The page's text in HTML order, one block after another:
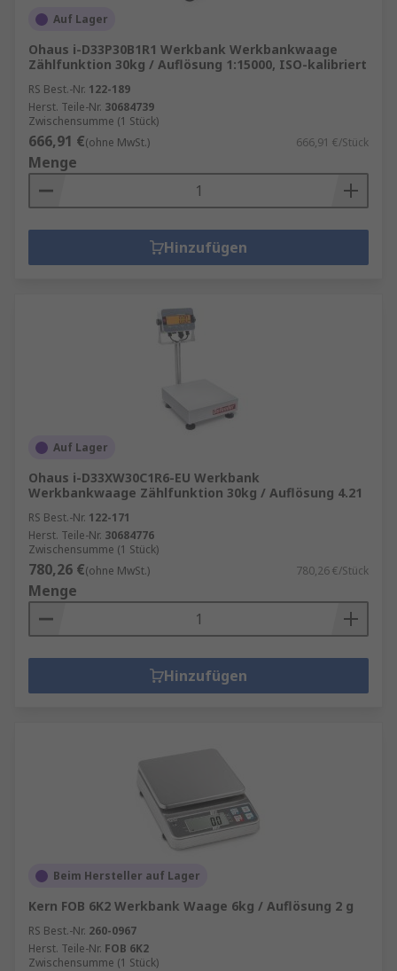
Auf Lager
Ohaus i-D33P30B1R1 Werkbank Werkbankwaage
Zählfunktion 30kg / Auflösung 1:15000, ISO-kalibriert
RS Best.-Nr. 122-189
Herst. Teile-Nr. 30684739
Zwischensumme (1 Stück)
666,91 €(ohne MwSt.) 666,91 €/Stück
Menge
Hinzufügen
Auf Lager
Ohaus i-D33XW30C1R6-EU Werkbank
Werkbankwaage Zählfunktion 30kg / Auflösung 4.21
RS Best.-Nr. 122-171
Herst. Teile-Nr. 30684776
Zwischensumme (1 Stück)
780,26 €(ohne MwSt.) 780,26 €/Stück
Menge
Hinzufügen
Beim Hersteller auf Lager
Kern FOB 6K2 Werkbank Waage 6kg / Auflösung 2 g
RS Best.-Nr. 260-0967
Herst. Teile-Nr. FOB 6K2
Zwischensumme (1 Stück)